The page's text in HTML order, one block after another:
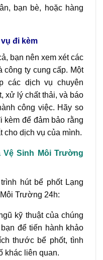
bạn bè, hoặc hàng
đi kèm
bạn nên xem xét các
công ty cung cấp. Một
các dịch vụ chuyên
xử lý chất thải, và báo
công việc. Hãy so
kèm để đảm bảo rằng
cho dịch vụ của mình.
Sinh Môi Trường
hút bể phốt Lạng
Trường 24h:
kỹ thuật của chúng
để tiến hành khảo
thước bể phốt, tình
khác liên quan.